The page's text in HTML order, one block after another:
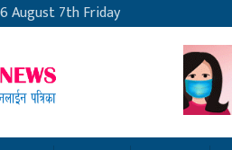
August 7th Friday